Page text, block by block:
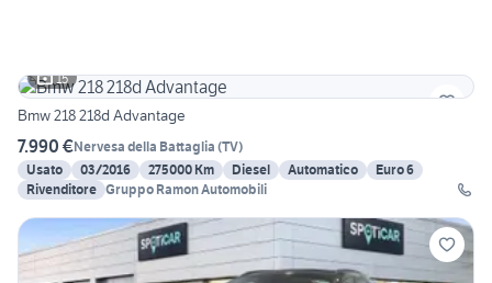
15
Bmw 218 218d Advantage
7.990 €Nervesa della Battaglia (TV)
Usato
03/2016 275000 Km Diesel Automatico
Euro 6
Rivenditore Gruppo Ramon Automobili